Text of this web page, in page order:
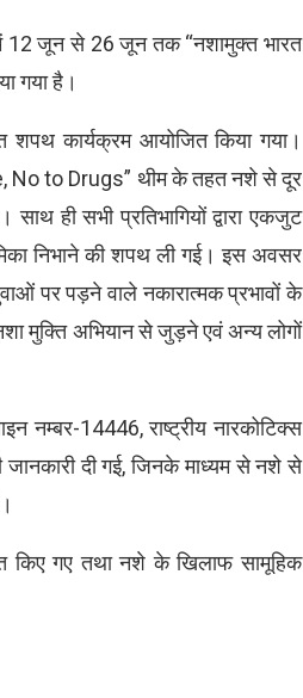
में 12 जून से 26 जून तक “नशामुक्त भारत
गया है।
शपथ कार्यक्रम आयोजित किया गया।
No to Drugs” थीम के तहत नशे से दूर
ही सभी प्रतिभागियों द्वारा एकजुट
निभाने की शपथ ली गई। इस अवसर
पर पड़ने वाले नकारात्मक प्रभावों के
मुक्ति अभियान से जुड़ने एवं अन्य लोगों
नम्बर-14446, राष्ट्रीय नारकोटिक्स
दी गई, जिनके माध्यम से नशे से
किए गए तथा नशे के खिलाफ सामूहिक